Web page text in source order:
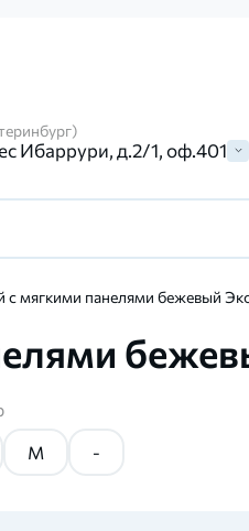
Ибаррури, д.2/1, оф.401
с мягкими панелями бежевый
M -